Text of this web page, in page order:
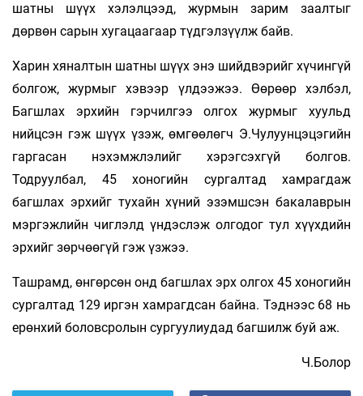
шатны шүүх хэлэлцээд, журмын зарим заалтыг
дөрвөн сарын хугацаагаар түдгэлзүүлж байв.
Харин хяналтын шатны шүүх энэ шийдвэрийг хүчингүй
болгож, журмыг хэвээр үлдээжээ. Өөрөөр хэлбэл,
Багшлах эрхийн гэрчилгээ олгох журмыг хуульд
нийцсэн гэж шүүх үзэж, өмгөөлөгч Э.Чулуунцэцэгийн
гаргасан нэхэмжлэлийг хэрэгсэхгүй болгов.
Тодруулбал, 45 хоногийн сургалтад хамрагдаж
багшлах эрхийг тухайн хүний эзэмшсэн бакалаврын
мэргэжлийн чиглэлд үндэслэж олгодог тул хүүхдийн
эрхийг зөрчөөгүй гэж үзжээ.
Ташрамд, өнгөрсөн онд багшлах эрх олгох 45 хоногийн
сургалтад 129 иргэн хамрагдсан байна. Тэднээс 68 нь
ерөнхий боловсролын сургуулиудад багшилж буй аж.
Ч.Болор